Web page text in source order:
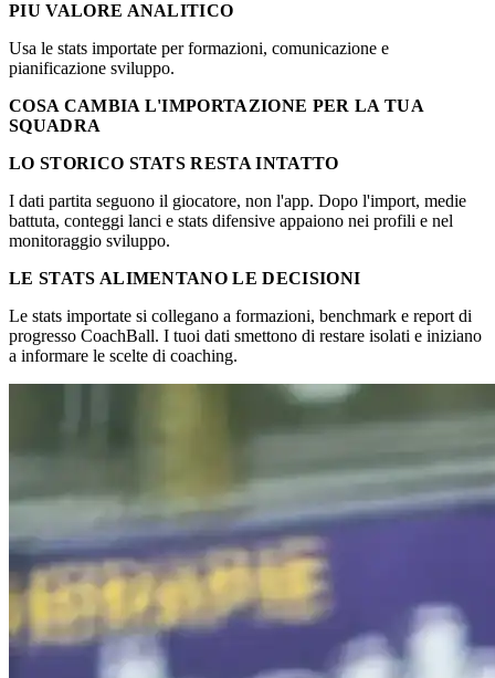
PIU VALORE ANALITICO
Usa le stats importate per formazioni, comunicazione e
pianificazione sviluppo.
COSA CAMBIA L'IMPORTAZIONE PER LA TUA
SQUADRA
LO STORICO STATS RESTA INTATTO
I dati partita seguono il giocatore, non l'app. Dopo l'import, medie
battuta, conteggi lanci e stats difensive appaiono nei profili e nel
monitoraggio sviluppo.
LE STATS ALIMENTANO LE DECISIONI
Le stats importate si collegano a formazioni, benchmark e report di
progresso CoachBall. I tuoi dati smettono di restare isolati e iniziano
a informare le scelte di coaching.